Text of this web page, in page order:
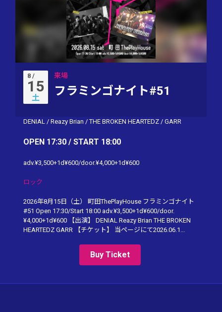
8 /
15
土
来場
フラミンゴナイト#51
DENIAL / Reazy Brian /THE BROKEN HEARTEDZ / GARR
OPEN 17:30 / START 18:00
adv.¥3,500+1d¥600/door.¥4,000+1d¥600
ロック
2026年8月15日（土） 町田ThePlayHouse フラミンゴナイト
#51 Open 17:30/Start 18:00 adv.¥3,500+1d¥600/door.
¥4,000+1d¥600 【出演】 DENIAL Reazy Brian THE BROKEN
HEARTEDZ GARR 【チケット】 当ページにて2026.06.1...
Buy Ticket